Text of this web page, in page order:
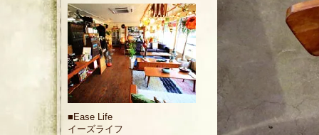
■ Ease Life
イーズライフ